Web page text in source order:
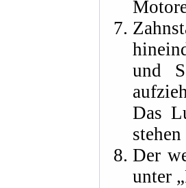
und
Das
Der
unter